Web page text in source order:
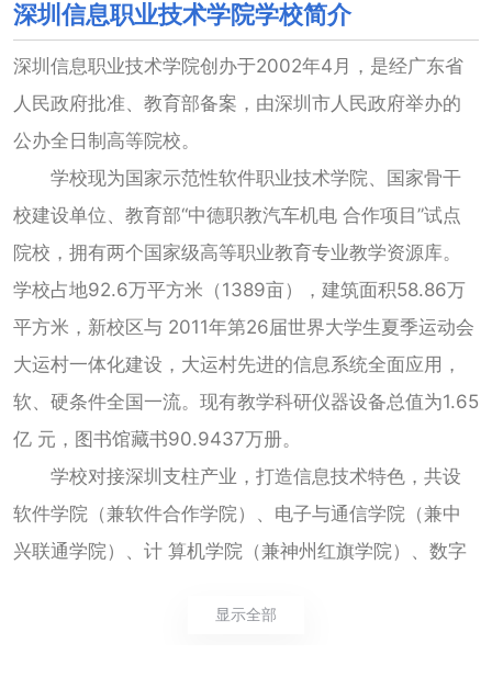
深圳信息职业技术学院学校简介
深圳信息职业技术学院创办于2002年4月，是经广东省
人民政府批准、教育部备案，由深圳市人民政府举办的
公办全日制高等院校。
学校现为国家示范性软件职业技术学院、国家骨干
校建设单位、教育部“中德职教汽车机电 合作项目”试点
院校，拥有两个国家级高等职业教育专业教学资源库。
学校占地92.6万平方米（1389亩），建筑面积58.86万
平方米，新校区与 2011年第26届世界大学生夏季运动会
大运村一体化建设，大运村先进的信息系统全面应用，
软、硬条件全国一流。现有教学科研仪器设备总值为1.65
亿 元，图书馆藏书90.9437万册。
学校对接深圳支柱产业，打造信息技术特色，共设
软件学院（兼软件合作学院）、电子与通信学院（兼中
兴联通学院）、计 算机学院（兼神州红旗学院）、数字
学院（兼电子商务学院）、财经学院、应用外语学院、
显示全部